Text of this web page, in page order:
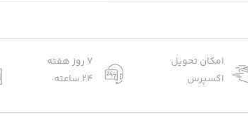
امکان تحویل
اکسپرس
7 روز هفته
24 ساعته